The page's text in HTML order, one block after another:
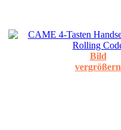
Bild
vergrößern